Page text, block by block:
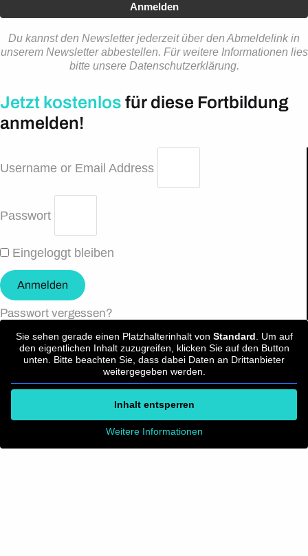
Anmelden
Du kannst den Newsletter jederzeit über den Abmeldelink in
unserem Newsletter abbestellen. Für weitere Informationen lies
bitte unsere Datenschutzerklärung.
Jetzt kostenlos für diese Fortbildung
anmelden!
Username or Email Address
Passwort
Eingeloggt bleiben
Anmelden
Passwort vergessen?
Sie sehen gerade einen Platzhalterinhalt von Standard. Um auf
den eigentlichen Inhalt zuzugreifen, klicken Sie auf den Button
unten. Bitte beachten Sie, dass dabei Daten an Drittanbieter
weitergegeben werden.
Inhalt entsperren
Weitere Informationen